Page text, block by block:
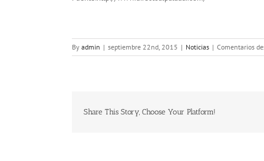
By admin | septiembre 22nd, 2015 | Noticias | Comentarios
Share This Story, Choose Your Platform!